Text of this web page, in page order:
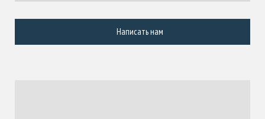
Написать нам